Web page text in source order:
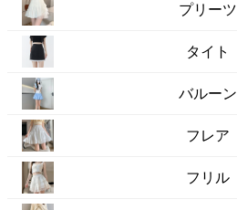
プリーツ
タイト
バルーン
フレア
フリル